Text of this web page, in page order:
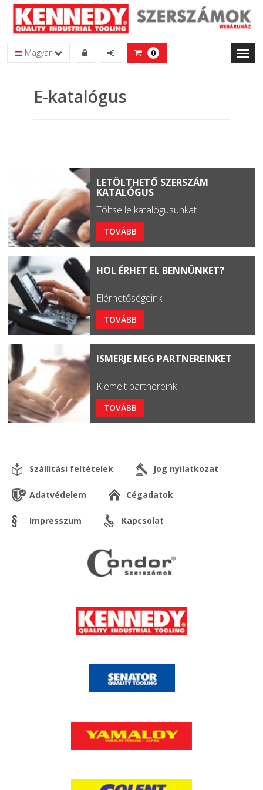
Magyar 0
E-katalógus
LETÖLTHETŐ SZERSZÁM
KATALÓGUS
Töltse le katalógusunkat
TOVÁBB
HOL ÉRHET EL BENNÜNKET?
Elérhetőségeink
TOVÁBB
ISMERJE MEG PARTNEREINKET
Kiemelt partnereink
TOVÁBB
Szállítási feltételek Jog nyilatkozat
Adatvédelem Cégadatok
Impresszum Kapcsolat